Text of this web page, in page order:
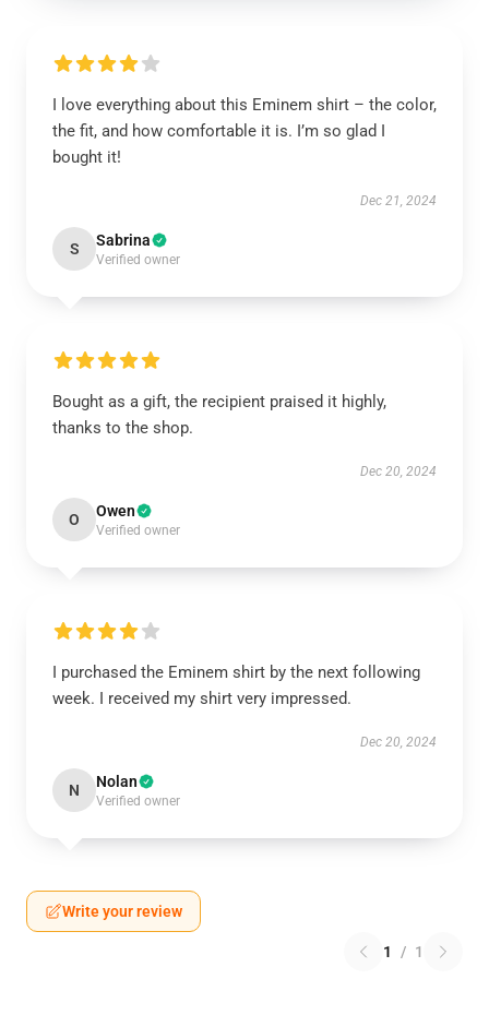
I love everything about this Eminem shirt – the color,
the fit, and how comfortable it is. I’m so glad I
bought it!
Dec 21, 2024
S Sabrina
Verified owner
Bought as a gift, the recipient praised it highly,
thanks to the shop.
Dec 20, 2024
O Owen
Verified owner
I purchased the Eminem shirt by the next following
week. I received my shirt very impressed.
Dec 20, 2024
N Nolan
Verified owner
Write your review
1 / 1